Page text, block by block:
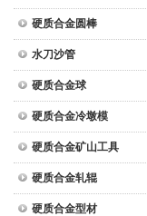
硬质合金圆棒
水刀沙管
硬质合金球
硬质合金冷墩模
硬质合金矿山工具
硬质合金轧辊
硬质合金型材